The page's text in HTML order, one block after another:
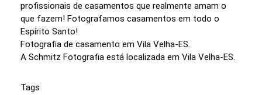
profissionais de casamentos que realmente amam o
que fazem! Fotografamos casamentos em todo o
Espírito Santo!
Fotografia de casamento em Vila Velha-ES.
A Schmitz Fotografia está localizada em Vila Velha-ES.
Tags